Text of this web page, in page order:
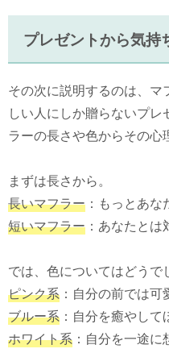
プレゼントから気持
その次に説明するのは、
しい人にしか贈らないプ
ラーの長さや色からその心
まずは長さから。
長いマフラー ：もっとあ
短いマフラー ：あなたと
では、色についてはどうで
ピンク系 ：自分の前では
ブルー系 ：自分を癒やして
ホワイト系 ：自分を一途